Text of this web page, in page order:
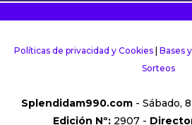
Políticas de privacidad y Cookies| Bases
Sorteos
Splendidam990.com- Sábado,
Edición Nº:2907 -